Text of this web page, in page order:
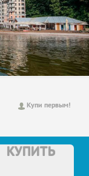
Купи первым!
КУПИТЬ